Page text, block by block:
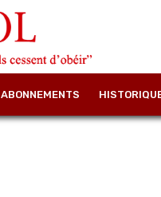
ABONNEMENTS